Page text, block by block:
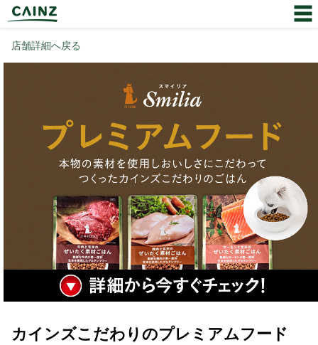
店舗詳細へ戻る
カインズこだわりのプレミアムフード